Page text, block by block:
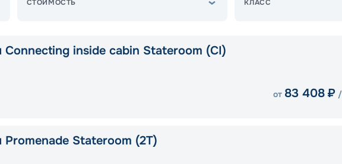
СТОИМОСТЬ КЛАСС
Connecting inside cabin Stateroom (CI)
от 83 408 ₽
Promenade Stateroom (2T)